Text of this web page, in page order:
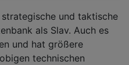
und taktische
als Slav. Auch es
und hat größere
technischen